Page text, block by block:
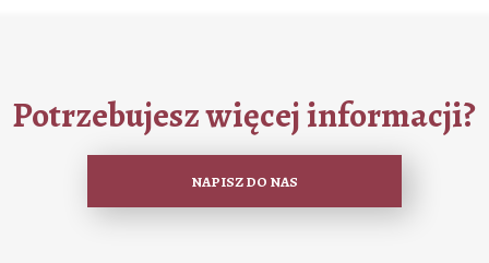
Potrzebujesz więcej informacji?
NAPISZ DO NAS